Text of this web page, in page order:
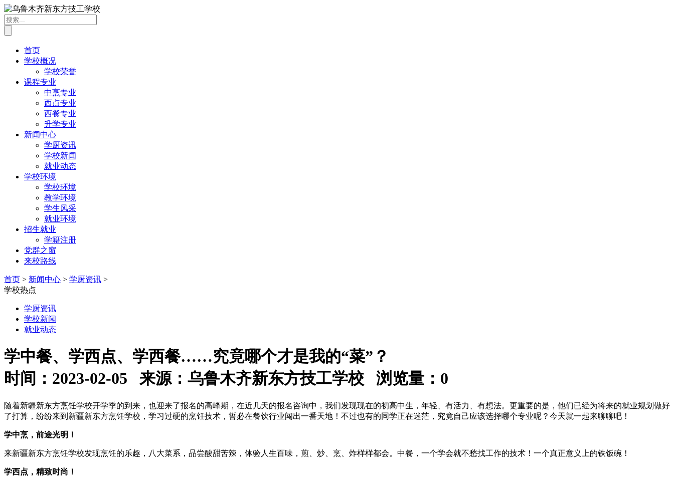
首页
学校概况
学校荣誉
课程专业
中烹专业
西点专业
西餐专业
升学专业
新闻中心
学厨资讯
学校新闻
就业动态
学校环境
学校环境
教学环境
学生风采
就业环境
招生就业
学籍注册
党群之窗
来校路线
首页 > 新闻中心 > 学厨资讯 >
学校热点
学厨资讯
学校新闻
就业动态
学中餐、学西点、学西餐……究竟哪个才是我的“菜”？
时间：2023-02-05 来源：乌鲁木齐新东方技工学校 浏览量： 0
随着新疆新东方烹饪学校开学季的到来，也迎来了报名的高峰期，在近几天的报名咨询中，我们发现现在的初高中生，年轻、有活力、有想法。更重要的是，他们已经为将来的就业规划做好
了打算，纷纷来到新疆新东方烹饪学校，学习过硬的烹饪技术，誓必在餐饮行业闯出一番天地！不过也有的同学正在迷茫，究竟自己应该选择哪个专业呢？今天就一起来聊聊吧！
学中烹，前途光明！
来新疆新东方烹饪学校发现烹饪的乐趣，八大菜系，品尝酸甜苦辣，体验人生百味，煎、炒、烹、炸样样都会。中餐，一个学会就不愁找工作的技术！一个真正意义上的铁饭碗！
学西点，精致时尚！